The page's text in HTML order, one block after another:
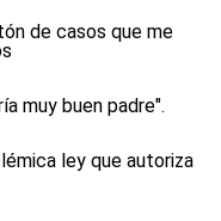
de casos que me
muy buen padre".
ley que autoriza